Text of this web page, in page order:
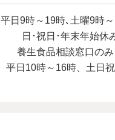
平日9時～19時､土曜9時～
日･祝日･年末年始休
養生食品相談窓口のみ
平日10時～16時、土日